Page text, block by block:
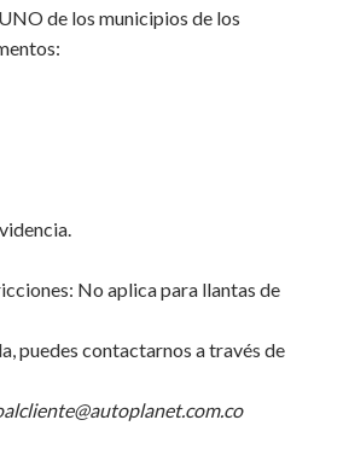
de los municipios de los
No aplica para llantas de
puedes contactarnos a través de